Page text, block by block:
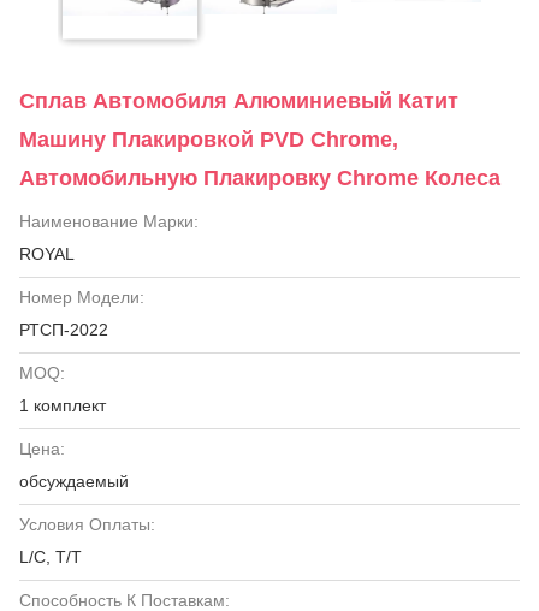
Сплав Автомобиля Алюминиевый Катит
Машину Плакировкой PVD Chrome,
Автомобильную Плакировку Chrome Колеса
Наименование Марки:
ROYAL
Номер Модели:
РТСП-2022
MOQ:
1 комплект
Цена:
обсуждаемый
Условия Оплаты:
L/C, T/T
Способность К Поставкам: